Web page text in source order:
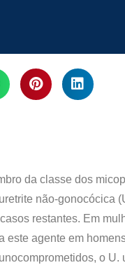
da classe dos
não-gonocócica
restantes. Em
este agente em
o